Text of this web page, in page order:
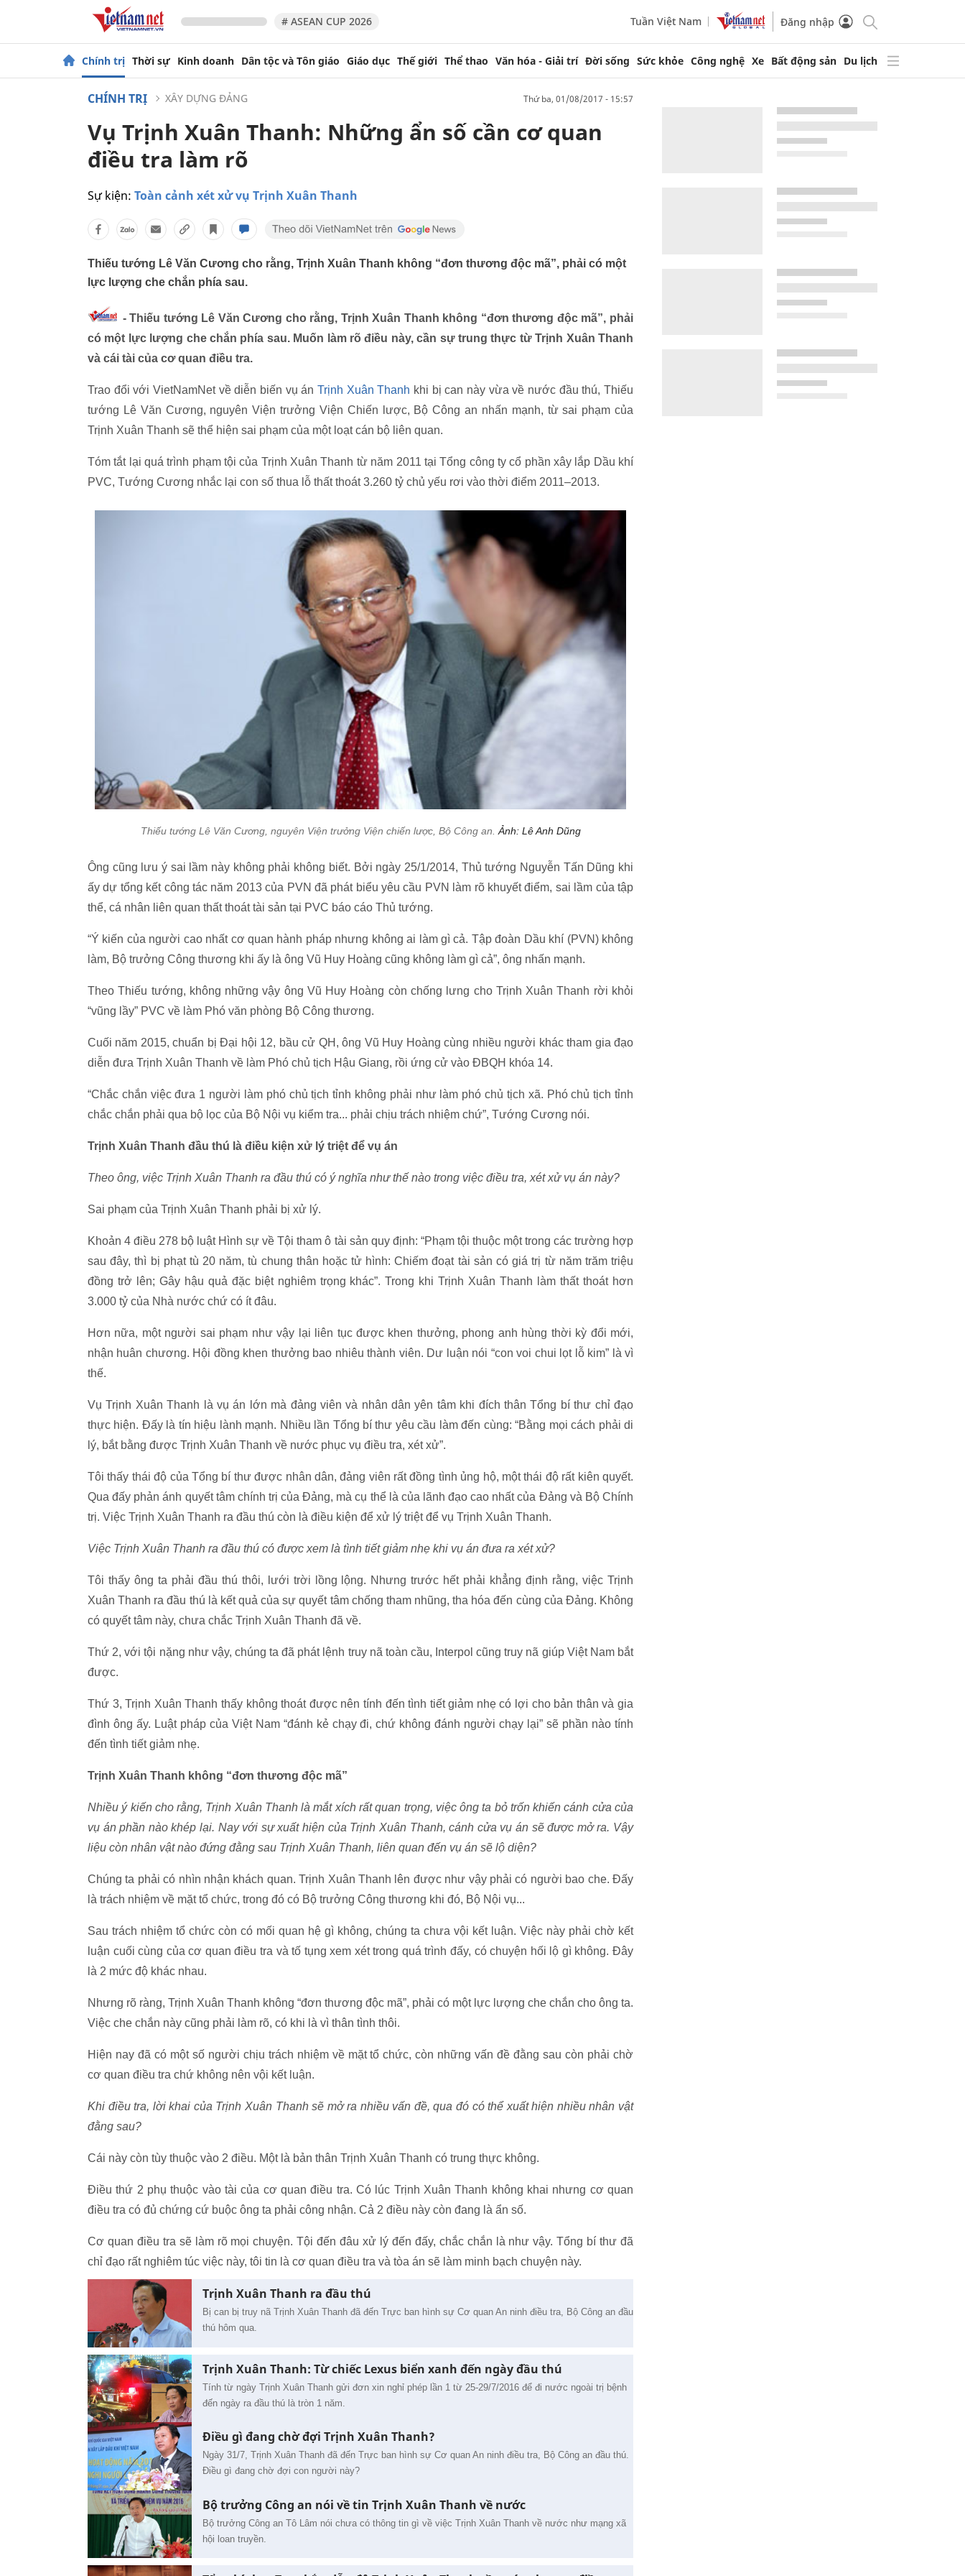
# ASEAN CUP 2026 Tuần Việt Nam Đăng nhập
Chính trị Thời sự Kinh doanh Dân tộc và Tôn giáo Giáo dục Thế giới Thể thao Văn hóa - Giải trí Đời sống Sức khỏe Công nghệ Xe Bất động sản Du lịch
CHÍNH TRỊ XÂY DỰNG ĐẢNG thứ ba, 01/08/2017 - 15:57
Vụ Trịnh Xuân Thanh: Những ẩn số cần cơ quan
điều tra làm rõ
Sự kiện: Toàn cảnh xét xử vụ Trịnh Xuân Thanh
Thiếu tướng Lê Văn Cương cho rằng, Trịnh Xuân Thanh không “đơn thương độc mã”, phải có một
lực lượng che chắn phía sau.
- Thiếu tướng Lê Văn Cương cho rằng, Trịnh Xuân Thanh không “đơn thương độc mã”, phải
có một lực lượng che chắn phía sau. Muốn làm rõ điều này, cần sự trung thực từ Trịnh Xuân Thanh
và cái tài của cơ quan điều tra.
Trao đổi với VietNamNet về diễn biến vụ án Trịnh Xuân Thanh khi bị can này vừa về nước đầu thú, Thiếu
tướng Lê Văn Cương, nguyên Viện trưởng Viện Chiến lược, Bộ Công an nhấn mạnh, từ sai phạm của
Trịnh Xuân Thanh sẽ thể hiện sai phạm của một loạt cán bộ liên quan.
Tóm tắt lại quá trình phạm tội của Trịnh Xuân Thanh từ năm 2011 tại Tổng công ty cổ phần xây lắp Dầu khí
PVC, Tướng Cương nhắc lại con số thua lỗ thất thoát 3.260 tỷ chủ yếu rơi vào thời điểm 2011–2013.
Thiếu tướng Lê Văn Cương, nguyên Viện trưởng Viện chiến lược, Bộ Công an. Ảnh: Lê Anh Dũng
Ông cũng lưu ý sai lầm này không phải không biết. Bởi ngày 25/1/2014, Thủ tướng Nguyễn Tấn Dũng khi
ấy dự tổng kết công tác năm 2013 của PVN đã phát biểu yêu cầu PVN làm rõ khuyết điểm, sai lầm của tập
thể, cá nhân liên quan thất thoát tài sản tại PVC báo cáo Thủ tướng.
“Ý kiến của người cao nhất cơ quan hành pháp nhưng không ai làm gì cả. Tập đoàn Dầu khí (PVN) không
làm, Bộ trưởng Công thương khi ấy là ông Vũ Huy Hoàng cũng không làm gì cả”, ông nhấn mạnh.
Theo Thiếu tướng, không những vậy ông Vũ Huy Hoàng còn chống lưng cho Trịnh Xuân Thanh rời khỏi
“vũng lầy” PVC về làm Phó văn phòng Bộ Công thương.
Cuối năm 2015, chuẩn bị Đại hội 12, bầu cử QH, ông Vũ Huy Hoàng cùng nhiều người khác tham gia đạo
diễn đưa Trịnh Xuân Thanh về làm Phó chủ tịch Hậu Giang, rồi ứng cử vào ĐBQH khóa 14.
“Chắc chắn việc đưa 1 người làm phó chủ tịch tỉnh không phải như làm phó chủ tịch xã. Phó chủ tịch tỉnh
chắc chắn phải qua bộ lọc của Bộ Nội vụ kiểm tra... phải chịu trách nhiệm chứ”, Tướng Cương nói.
Trịnh Xuân Thanh đầu thú là điều kiện xử lý triệt để vụ án
Theo ông, việc Trịnh Xuân Thanh ra đầu thú có ý nghĩa như thế nào trong việc điều tra, xét xử vụ án này?
Sai phạm của Trịnh Xuân Thanh phải bị xử lý.
Khoản 4 điều 278 bộ luật Hình sự về Tội tham ô tài sản quy định: “Phạm tội thuộc một trong các trường hợp
sau đây, thì bị phạt tù 20 năm, tù chung thân hoặc tử hình: Chiếm đoạt tài sản có giá trị từ năm trăm triệu
đồng trở lên; Gây hậu quả đặc biệt nghiêm trọng khác”. Trong khi Trịnh Xuân Thanh làm thất thoát hơn
3.000 tỷ của Nhà nước chứ có ít đâu.
Hơn nữa, một người sai phạm như vậy lại liên tục được khen thưởng, phong anh hùng thời kỳ đổi mới,
nhận huân chương. Hội đồng khen thưởng bao nhiêu thành viên. Dư luận nói “con voi chui lọt lỗ kim” là vì
thế.
Vụ Trịnh Xuân Thanh là vụ án lớn mà đảng viên và nhân dân yên tâm khi đích thân Tổng bí thư chỉ đạo
thực hiện. Đấy là tín hiệu lành mạnh. Nhiều lần Tổng bí thư yêu cầu làm đến cùng: “Bằng mọi cách phải di
lý, bắt bằng được Trịnh Xuân Thanh về nước phục vụ điều tra, xét xử”.
Tôi thấy thái độ của Tổng bí thư được nhân dân, đảng viên rất đồng tình ủng hộ, một thái độ rất kiên quyết.
Qua đấy phản ánh quyết tâm chính trị của Đảng, mà cụ thể là của lãnh đạo cao nhất của Đảng và Bộ Chính
trị. Việc Trịnh Xuân Thanh ra đầu thú còn là điều kiện để xử lý triệt để vụ Trịnh Xuân Thanh.
Việc Trịnh Xuân Thanh ra đầu thú có được xem là tình tiết giảm nhẹ khi vụ án đưa ra xét xử?
Tôi thấy ông ta phải đầu thú thôi, lưới trời lồng lộng. Nhưng trước hết phải khẳng định rằng, việc Trịnh
Xuân Thanh ra đầu thú là kết quả của sự quyết tâm chống tham nhũng, tha hóa đến cùng của Đảng. Không
có quyết tâm này, chưa chắc Trịnh Xuân Thanh đã về.
Thứ 2, với tội nặng như vậy, chúng ta đã phát lệnh truy nã toàn cầu, Interpol cũng truy nã giúp Việt Nam bắt
được.
Thứ 3, Trịnh Xuân Thanh thấy không thoát được nên tính đến tình tiết giảm nhẹ có lợi cho bản thân và gia
đình ông ấy. Luật pháp của Việt Nam “đánh kẻ chạy đi, chứ không đánh người chạy lại” sẽ phần nào tính
đến tình tiết giảm nhẹ.
Trịnh Xuân Thanh không “đơn thương độc mã”
Nhiều ý kiến cho rằng, Trịnh Xuân Thanh là mắt xích rất quan trọng, việc ông ta bỏ trốn khiến cánh cửa của
vụ án phần nào khép lại. Nay với sự xuất hiện của Trịnh Xuân Thanh, cánh cửa vụ án sẽ được mở ra. Vậy
liệu còn nhân vật nào đứng đằng sau Trịnh Xuân Thanh, liên quan đến vụ án sẽ lộ diện?
Chúng ta phải có nhìn nhận khách quan. Trịnh Xuân Thanh lên được như vậy phải có người bao che. Đấy
là trách nhiệm về mặt tổ chức, trong đó có Bộ trưởng Công thương khi đó, Bộ Nội vụ...
Sau trách nhiệm tổ chức còn có mối quan hệ gì không, chúng ta chưa vội kết luận. Việc này phải chờ kết
luận cuối cùng của cơ quan điều tra và tố tụng xem xét trong quá trình đấy, có chuyện hối lộ gì không. Đây
là 2 mức độ khác nhau.
Nhưng rõ ràng, Trịnh Xuân Thanh không “đơn thương độc mã”, phải có một lực lượng che chắn cho ông ta.
Việc che chắn này cũng phải làm rõ, có khi là vì thân tình thôi.
Hiện nay đã có một số người chịu trách nhiệm về mặt tổ chức, còn những vấn đề đằng sau còn phải chờ
cơ quan điều tra chứ không nên vội kết luận.
Khi điều tra, lời khai của Trịnh Xuân Thanh sẽ mở ra nhiều vấn đề, qua đó có thể xuất hiện nhiều nhân vật
đằng sau?
Cái này còn tùy thuộc vào 2 điều. Một là bản thân Trịnh Xuân Thanh có trung thực không.
Điều thứ 2 phụ thuộc vào tài của cơ quan điều tra. Có lúc Trịnh Xuân Thanh không khai nhưng cơ quan
điều tra có đủ chứng cứ buộc ông ta phải công nhận. Cả 2 điều này còn đang là ẩn số.
Cơ quan điều tra sẽ làm rõ mọi chuyện.Tội đến đâu xử lý đến đấy, chắc chắn là như vậy. Tổng bí thư đã
chỉ đạo rất nghiêm túc việc này, tôi tin là cơ quan điều tra và tòa án sẽ làm minh bạch chuyện này.
Trịnh Xuân Thanh ra đầu thú
Bị can bị truy nã Trịnh Xuân Thanh đã đến Trực ban hình sự Cơ quan An ninh điều tra, Bộ Công an đầu
thú hôm qua.
Trịnh Xuân Thanh: Từ chiếc Lexus biển xanh đến ngày đầu thú
Tính từ ngày Trịnh Xuân Thanh gửi đơn xin nghỉ phép lần 1 từ 25-29/7/2016 để đi nước ngoài trị bệnh
đến ngày ra đầu thú là tròn 1 năm.
Điều gì đang chờ đợi Trịnh Xuân Thanh?
Ngày 31/7, Trịnh Xuân Thanh đã đến Trực ban hình sự Cơ quan An ninh điều tra, Bộ Công an đầu thú.
Điều gì đang chờ đợi con người này?
Bộ trưởng Công an nói về tin Trịnh Xuân Thanh về nước
Bộ trưởng Công an Tô Lâm nói chưa có thông tin gì về việc Trịnh Xuân Thanh về nước như mạng xã
hội loan truyền.